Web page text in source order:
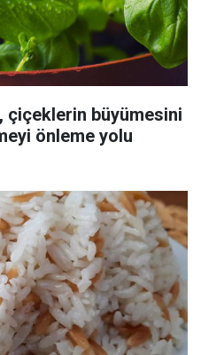
çiçeklerin büyümesini
önleme yolu